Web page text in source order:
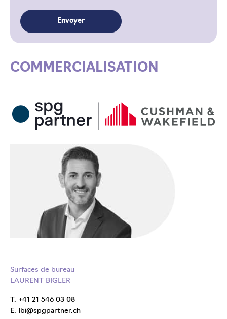
COMMERCIALISATION
Surfaces de bureau
LAURENT BIGLER
T. +41 21 546 03 08
E.
lbi@spgpartner.ch